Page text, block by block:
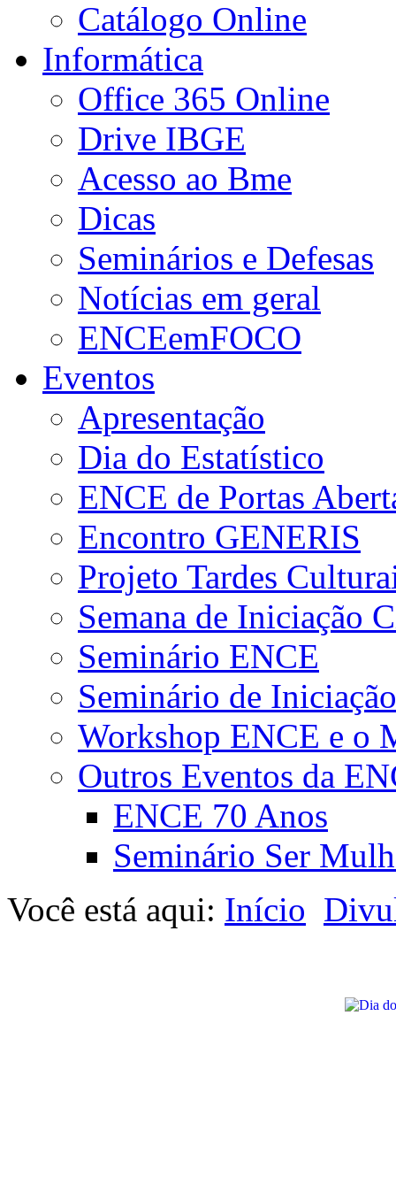
Catálogo Online
Informática
Office 365 Online
Drive IBGE
Acesso ao Bme
Dicas
Seminários e Defesas
Notícias em geral
ENCEemFOCO
Eventos
Apresentação
Dia do Estatístico
ENCE de Portas
Encontro GENERIS
Projeto Tardes
Semana de Iniciação
Seminário ENCE
Seminário de
Workshop ENCE e o
Outros Eventos da
ENCE 70 Anos
Seminário Ser
Você está aqui: Início